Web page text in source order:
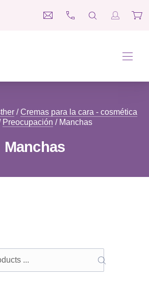
/Cremas para la cara - cosmética
Preocupación / Manchas
Manchas
SEARCH